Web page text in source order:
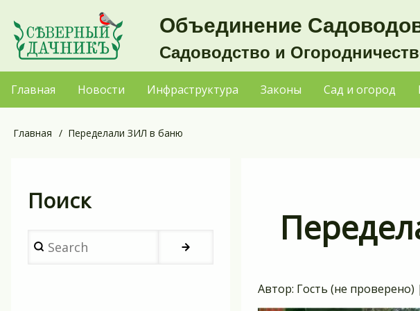
основному
Объединение
Садоводство и
Основная
навигация
Главная Новости Инфраструктура Законы Сад и огород
Строка
Главная Переделали ЗИЛ в баню
Поиск
Search
Автор: Гость (не проверено) |